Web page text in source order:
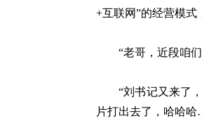
+互联网”的经营模式
“老哥，近段咱们
“刘书记又来了，
片打出去了，哈哈